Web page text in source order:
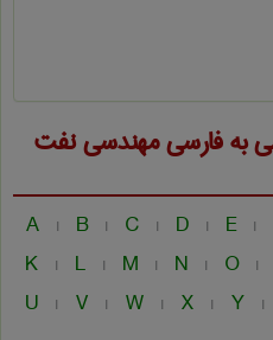
به فارسیمهندسی نفت
A | B | C | D | E |
K | L | M | N | O |
U | V | W | X | Y |